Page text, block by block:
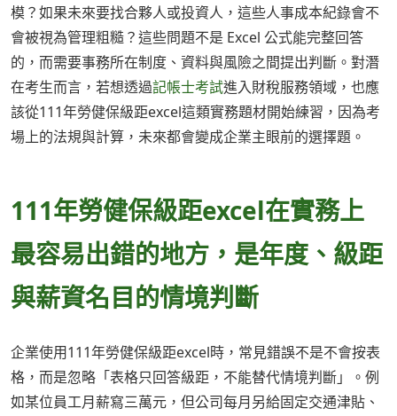
模？如果未來要找合夥人或投資人，這些人事成本紀錄會不
會被視為管理粗糙？這些問題不是 Excel 公式能完整回答
的，而需要事務所在制度、資料與風險之間提出判斷。對潛
在考生而言，若想透過記帳士考試進入財稅服務領域，也應
該從111年勞健保級距excel這類實務題材開始練習，因為考
場上的法規與計算，未來都會變成企業主眼前的選擇題。
111年勞健保級距excel在實務上
最容易出錯的地方，是年度、級距
與薪資名目的情境判斷
企業使用111年勞健保級距excel時，常見錯誤不是不會按表
格，而是忽略「表格只回答級距，不能替代情境判斷」。例
如某位員工月薪寫三萬元，但公司每月另給固定交通津貼、